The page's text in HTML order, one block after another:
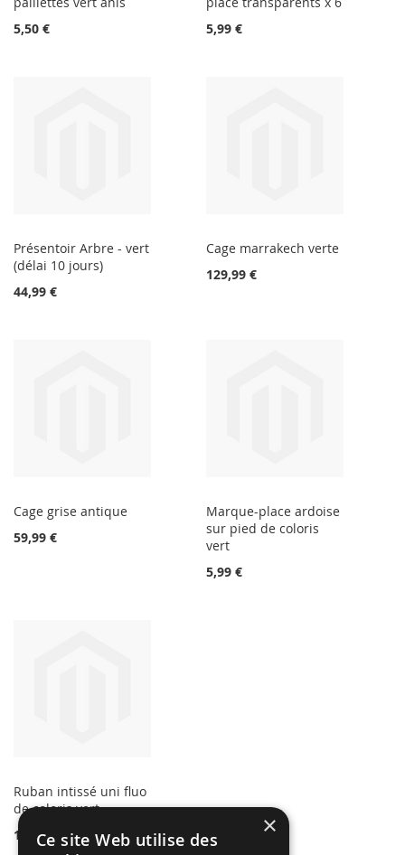
5,50 €
5,99 €
Présentoir Arbre - vert
(délai 10 jours)
44,99 €
Cage marrakech verte
129,99 €
Cage grise antique
59,99 €
Marque-place ardoise
sur pied de coloris
vert
5,99 €
Ruban intissé uni fluo
de coloris vert
1,99 €
×
Ce site Web utilise des